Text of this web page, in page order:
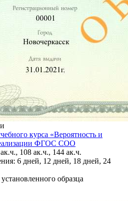
курса «Вероятность и
ФГОС СОО
108 ак.ч., 144 ак.ч.
6 дней, 12 дней, 18 дней, 24
образца